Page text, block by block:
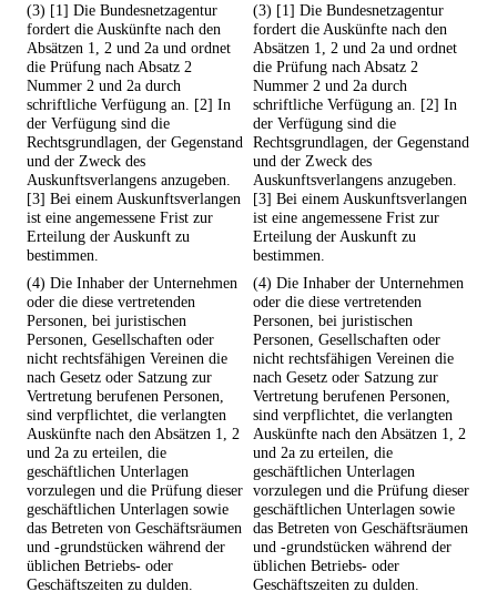
(3) [1] Die Bundesnetzagentur
fordert die Auskünfte nach den
Absätzen 1, 2 und 2a und ordnet
die Prüfung nach Absatz 2
Nummer 2 und 2a durch
schriftliche Verfügung an. [2] In
der Verfügung sind die
Rechtsgrundlagen, der Gegenstand
und der Zweck des
Auskunftsverlangens anzugeben.
[3] Bei einem Auskunftsverlangen
ist eine angemessene Frist zur
Erteilung der Auskunft zu
bestimmen.
(3) [1] Die Bundesnetzagentur
fordert die Auskünfte nach den
Absätzen 1, 2 und 2a und ordnet
die Prüfung nach Absatz 2
Nummer 2 und 2a durch
schriftliche Verfügung an. [2] In
der Verfügung sind die
Rechtsgrundlagen, der Gegenstand
und der Zweck des
Auskunftsverlangens anzugeben.
[3] Bei einem Auskunftsverlangen
ist eine angemessene Frist zur
Erteilung der Auskunft zu
bestimmen.
(4) Die Inhaber der Unternehmen
oder die diese vertretenden
Personen, bei juristischen
Personen, Gesellschaften oder
nicht rechtsfähigen Vereinen die
nach Gesetz oder Satzung zur
Vertretung berufenen Personen,
sind verpflichtet, die verlangten
Auskünfte nach den Absätzen 1, 2
und 2a zu erteilen, die
geschäftlichen Unterlagen
vorzulegen und die Prüfung dieser
geschäftlichen Unterlagen sowie
das Betreten von Geschäftsräumen
und -grundstücken während der
üblichen Betriebs- oder
Geschäftszeiten zu dulden.
(4) Die Inhaber der Unternehmen
oder die diese vertretenden
Personen, bei juristischen
Personen, Gesellschaften oder
nicht rechtsfähigen Vereinen die
nach Gesetz oder Satzung zur
Vertretung berufenen Personen,
sind verpflichtet, die verlangten
Auskünfte nach den Absätzen 1, 2
und 2a zu erteilen, die
geschäftlichen Unterlagen
vorzulegen und die Prüfung dieser
geschäftlichen Unterlagen sowie
das Betreten von Geschäftsräumen
und -grundstücken während der
üblichen Betriebs- oder
Geschäftszeiten zu dulden.